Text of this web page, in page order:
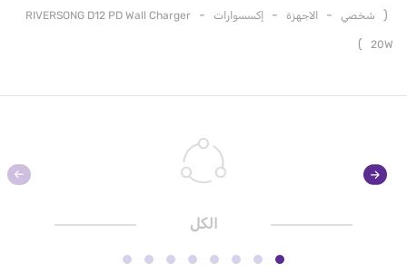
( شخصي - الاجهزة - إكسسوارات -
RIVERSONG D12 PD Wall Charger
20W
)
الكل